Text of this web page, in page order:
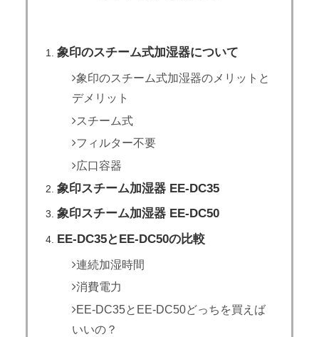
象印のスチーム式加湿器について
象印のスチーム式加湿器のメリットと
デメリット
スチーム式
フィルター不要
広口容器
象印スチーム加湿器 EE-DC35
象印スチーム加湿器 EE-DC50
EE-DC35とEE-DC50の比較
連続加湿時間
消費電力
EE-DC35とEE-DC50どっちを買えば
いいの？